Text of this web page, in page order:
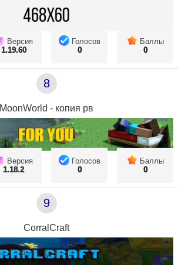
Версия
1.19.60
Голосов
0
Баллы
0
8
MoonWorld - копия рв
Версия
1.18.2
Голосов
0
Баллы
0
9
CorralCraft